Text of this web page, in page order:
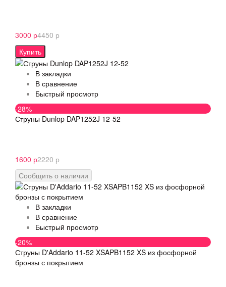
3000 р4450 р
Купить
В закладки
В сравнение
Быстрый просмотр
-28%
Струны Dunlop DAP1252J 12-52
1600 р2220 р
Сообщить о наличии
В закладки
В сравнение
Быстрый просмотр
-20%
Струны D'Addario 11-52 XSAPB1152 XS из фосфорной
бронзы с покрытием